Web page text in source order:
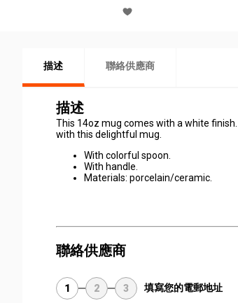
描述 聯絡供應商
描述
This 14oz mug comes with a white
with this delightful mug.
With colorful spoon.
With handle.
Materials: porcelain/ceramic.
聯絡供應商
1 2 3 填寫您的電郵地址